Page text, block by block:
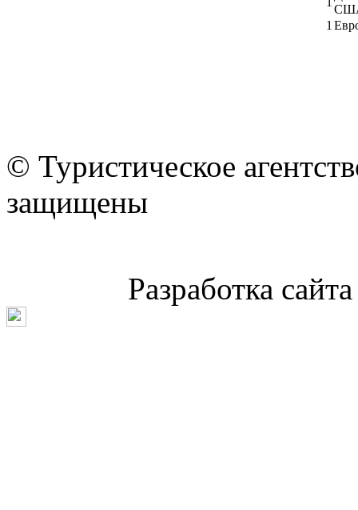
1
© Туристическое
защищены
Разработка